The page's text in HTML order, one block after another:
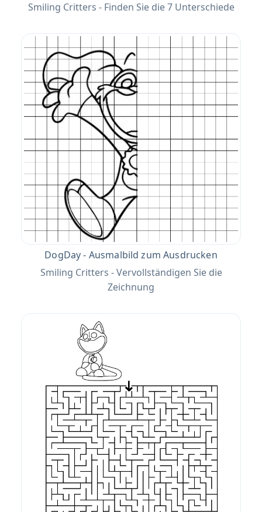
Smiling Critters - Finden Sie die 7 Unterschiede
DogDay - Ausmalbild zum Ausdrucken
Smiling Critters - Vervollständigen Sie die
Zeichnung